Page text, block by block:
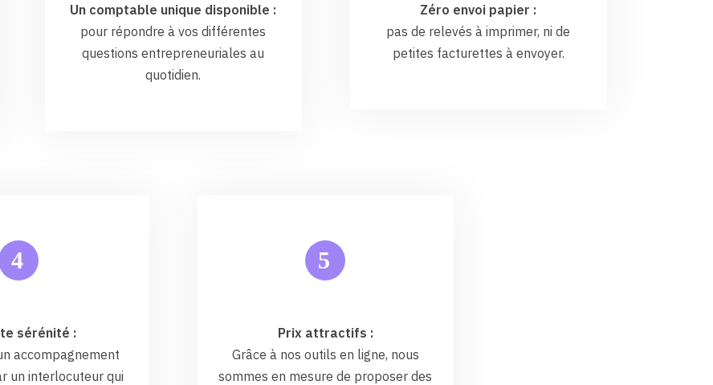
Un comptable unique disponible :
pour répondre à vos différentes
questions entrepreneuriales au
quotidien.
Zéro envoi papier :
pas de relevés à imprimer, ni de
petites facturettes à envoyer.
4
sérénité :
accompagnement
un interlocuteur qui
5
Prix attractifs :
Grâce à nos outils en ligne, nous
sommes en mesure de proposer des